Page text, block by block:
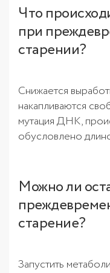
Что
при
старении?
Снижается
накапливаются
мутация ДНК,
обусловлено
Можно ли
старение?
Запустить